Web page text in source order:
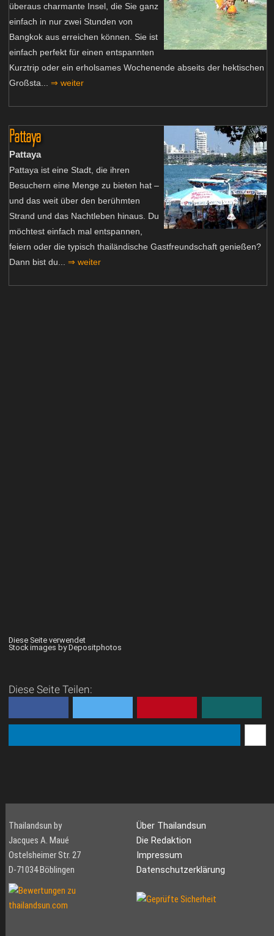
überaus charmante Insel, die Sie ganz
einfach in nur zwei Stunden von
Bangkok aus erreichen können. Sie ist
einfach perfekt für einen entspannten
Kurztrip oder ein erholsames Wochenende abseits der hektischen
Großsta... ⇒ weiter
Pattaya
Pattaya
Pattaya ist eine Stadt, die ihren
Besuchern eine Menge zu bieten hat –
und das weit über den berühmten
Strand und das Nachtleben hinaus. Du
möchtest einfach mal entspannen,
feiern oder die typisch thailändische Gastfreundschaft genießen?
Dann bist du... ⇒ weiter
Diese Seite verwendet
Stock images by Depositphotos
Diese Seite Teilen:
Thailandsun by
Jacques A. Maué
Ostelsheimer Str. 27
D-71034 Böblingen
Über Thailandsun
Die Redaktion
Impressum
Datenschutzerklärung